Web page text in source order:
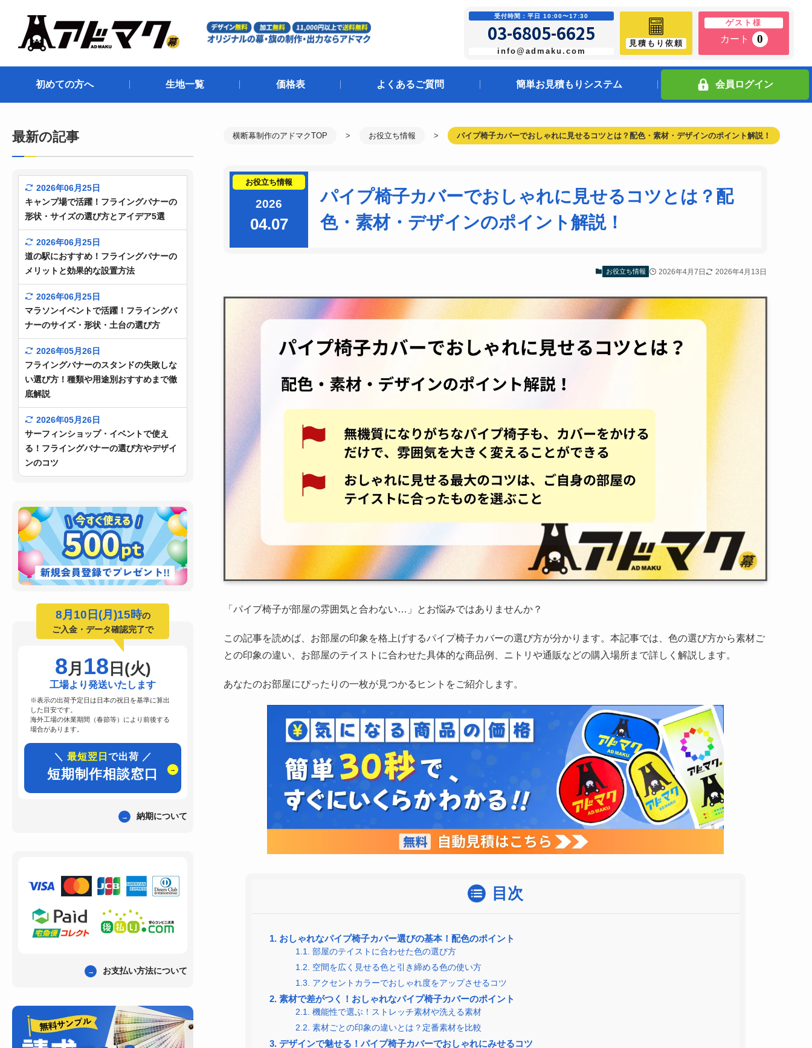
受付時間：平日 10:00〜17:30
03-6805-6625
info@admaku.com
見積もり依頼
ゲスト様
カート 0
初めての方へ 生地一覧 価格表 よくあるご質問 簡単お見積もりシステム 会員ログイン
横断幕制作のアドマクTOP お役立ち情報 パイプ椅子カバーでおしゃれに見せるコツとは？配色・素材・デザインのポイント解説！
お役立ち情報
2026
04.07
パイプ椅子カバーでおしゃれに見せるコツとは？配
色・素材・デザインのポイント解説！
お役立ち情報 2026年4月7日 2026年4月13日
「パイプ椅子が部屋の雰囲気と合わない…」とお悩みではありませんか？
この記事を読めば、お部屋の印象を格上げするパイプ椅子カバーの選び方が分かります。本記事では、色の選び方から素材ご
との印象の違い、お部屋のテイストに合わせた具体的な商品例、ニトリや通販などの購入場所まで詳しく解説します。
あなたのお部屋にぴったりの一枚が見つかるヒントをご紹介します。
目次
1. おしゃれなパイプ椅子カバー選びの基本！配色のポイント
1.1.
部屋のテイストに合わせた色の選び方
1.2.
空間を広く見せる色と引き締める色の使い方
1.3.
アクセントカラーでおしゃれ度をアップさせるコツ
2. 素材で差がつく！おしゃれなパイプ椅子カバーのポイント
2.1.
機能性で選ぶ！ストレッチ素材や洗える素材
2.2. 素材ごとの印象の違いとは？定番素材を比較
3. デザインで魅せる！パイプ椅子カバーでおしゃれにみせるコツ
最新の記事
2026年06月25日
キャンプ場で活躍！フライングバナーの
形状・サイズの選び方とアイデア5選
2026年06月25日
道の駅におすすめ！フライングバナーの
メリットと効果的な設置方法
2026年06月25日
マラソンイベントで活躍！フライングバ
ナーのサイズ・形状・土台の選び方
2026年05月26日
フライングバナーのスタンドの失敗しな
い選び方！種類や用途別おすすめまで徹
底解説
2026年05月26日
サーフィンショップ・イベントで使え
る！フライングバナーの選び方やデザイ
ンのコツ
8月10日(月)15時の
ご入金・データ確認完了で
8月 18 日(火)
工場より発送いたします
※表示の出荷予定日は日本の祝日を基準に算出
した目安です。
海外工場の休業期間（春節等）により前後する
場合があります。
＼ 最短翌日 で出荷 ／
短期制作相談窓口
納期について
お支払い方法について